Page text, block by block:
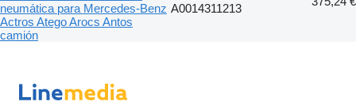
neumática para Mercedes-Benz
Actros Atego Arocs Antos
camión
A0014311213